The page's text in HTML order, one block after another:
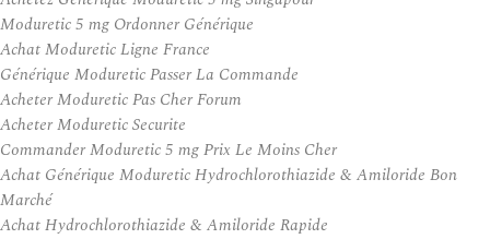
Moduretic 5 mg Ordonner Générique
Achat Moduretic Ligne France
Générique Moduretic Passer La Commande
Acheter Moduretic Pas Cher Forum
Acheter Moduretic Securite
Commander Moduretic 5 mg Prix Le Moins Cher
Achat Générique Moduretic Hydrochlorothiazide & Amiloride Bon
Marché
Achat Hydrochlorothiazide & Amiloride Rapide